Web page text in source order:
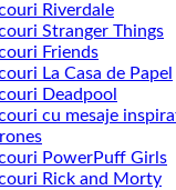
Riverdale
Stranger Things
Friends
La Casa de Papel
Deadpool
cu mesaje
PowerPuff Girls
Rick and Morty